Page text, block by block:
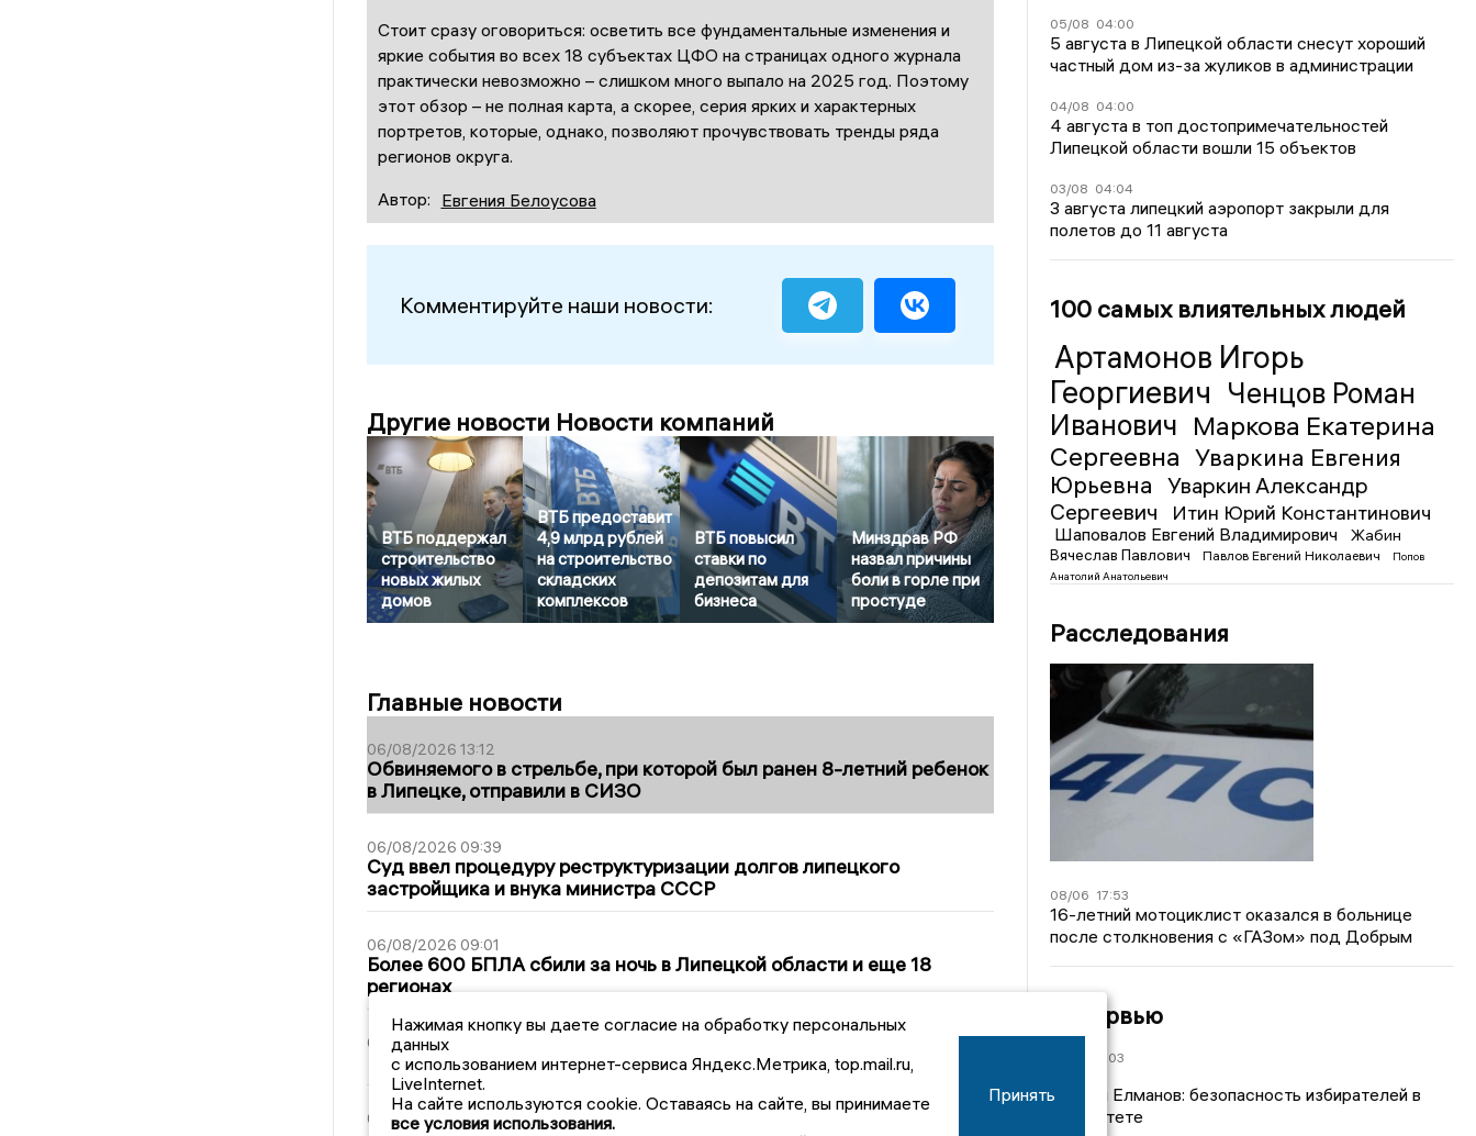
Стоит сразу оговориться: осветить все фундаментальные изменения и
яркие события во всех 18 субъектах ЦФО на страницах одного журнала
практически невозможно – слишком много выпало на 2025 год. Поэтому
этот обзор – не полная карта, а скорее, серия ярких и характерных
портретов, которые, однако, позволяют прочувствовать тренды ряда
регионов округа.
Автор: Евгения Белоусова
Комментируйте наши новости:
Другие новости Новости компаний
ВТБ поддержал
строительство
новых жилых
домов
ВТБ предоставит
4,9 млрд рублей
на строительство
складских
комплексов
ВТБ повысил
ставки по
депозитам для
бизнеса
Минздрав РФ
назвал причины
боли в горле при
простуде
Главные новости
06/08/2026 13:12
Обвиняемого в стрельбе, при которой был ранен 8-летний ребенок
в Липецке, отправили в СИЗО
06/08/2026 09:39
Суд ввел процедуру реструктуризации долгов липецкого
застройщика и внука министра СССР
06/08/2026 09:01
Более 600 БПЛА сбили за ночь в Липецкой области и еще 18
регионах
05/08/2026 19:35
В Липецке цены на топливо остались стабильными
05/08/2026 17:33
05/08 04:00
5 августа в Липецкой области снесут хороший
частный дом из-за жуликов в администрации
04/08 04:00
4 августа в топ достопримечательностей
Липецкой области вошли 15 объектов
03/08 04:04
3 августа липецкий аэропорт закрыли для
полетов до 11 августа
100 самых влиятельных людей
Артамонов Игорь
Георгиевич Ченцов Роман
Иванович Маркова Екатерина
Сергеевна Уваркина Евгения
Юрьевна
Уваркин Александр
Сергеевич
Итин Юрий Константинович
Шаповалов Евгений Владимирович
Жабин
Вячеслав Павлович
Павлов Евгений Николаевич
Попов
Анатолий Анатольевич
Расследования
08/06 17:53
16-летний мотоциклист оказался в больнице
после столкновения с «ГАЗом» под Добрым
Интервью
19:03
Сергей Елманов: безопасность избирателей в
приоритете
Нажимая кнопку вы даете согласие на обработку персональных
данных
с использованием интернет-сервиса Яндекс.Метрика, top.mail.ru,
LiveInternet.
На сайте используются cookie. Оставаясь на сайте, вы принимаете
все условия использования.
Принять